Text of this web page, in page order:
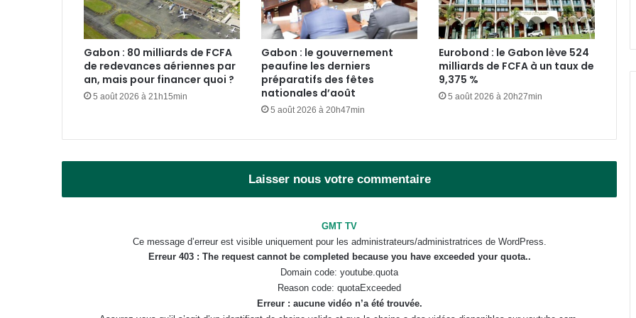
Cybersécurité : la SEEG révèle avoir
perdu près de 95 % de ses
infrastructures informatiques
Gabon : Hermann Immongault
échange avec la Fondation Prince
Albert II de Monaco sur son projet
Nationale 1 : quatre morts
semaine
Gabon : 80 milliards de FCFA
de redevances aériennes par
an, mais pour financer quoi ?
5 août 2026 à 21h15min
Gabon : le gouvernement
peaufine les derniers
préparatifs des fêtes
nationales d’août
5 août 2026 à 20h47min
Eurobond : le Gabon lève 524
milliards de FCFA à un taux de
9,375 %
5 août 2026 à 20h27min
Laisser nous votre commentaire
GMT TV
Ce message d’erreur est visible uniquement pour les administrateurs/administratrices de WordPress.
Erreur 403 : The request cannot be completed because you have exceeded your quota..
Domain code: youtube.quota
Reason code: quotaExceeded
Erreur : aucune vidéo n’a été trouvée.